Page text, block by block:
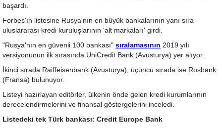
başardı.
Forbes'ın listesine Rusya'nın en büyük bankalarının yanı sıra
uluslararası kredi kuruluşlarının 'alt markaları' girdi.
"Rusya'nın en güvenli 100 bankası" sıralamasının 2019 yılı
versiyonunun ilk sırasında UniCredit Bank (Avusturya) yer alıyor.
İkinci sırada Raiffeisenbank (Avusturya), üçüncü sırada ise Rosbank
(Fransa) bulunuyor.
Listeyi hazırlayan editörler, ülkenin önde gelen kredi kurumlarının
derecelendirmelerini ve finansal göstergelerini inceledi.
Listedeki tek Türk bankası: Credit Europe Bank